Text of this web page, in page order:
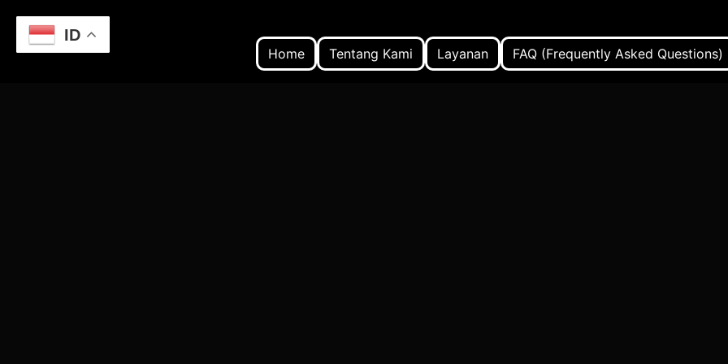
Home Tentang Kami Layanan FAQ (Frequently Asked Questions)
ID